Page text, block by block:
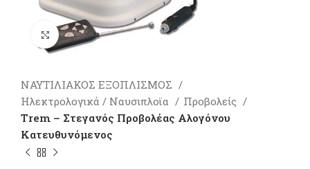
Πατήστε για μεγέθυνση
ΝΑΥΤΙΛΙΑΚΟΣ ΕΞΟΠΛΙΣΜΟΣ
Ηλεκτρολογικά / Ναυσιπλοϊα
Προβολείς
Trem – Στεγανός Προβολέας Αλογόνου
Κατευθυνόμενος